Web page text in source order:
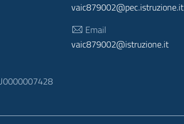
vaic879002@pec.istruzione.it
Email
vaic879002@istruzione.it